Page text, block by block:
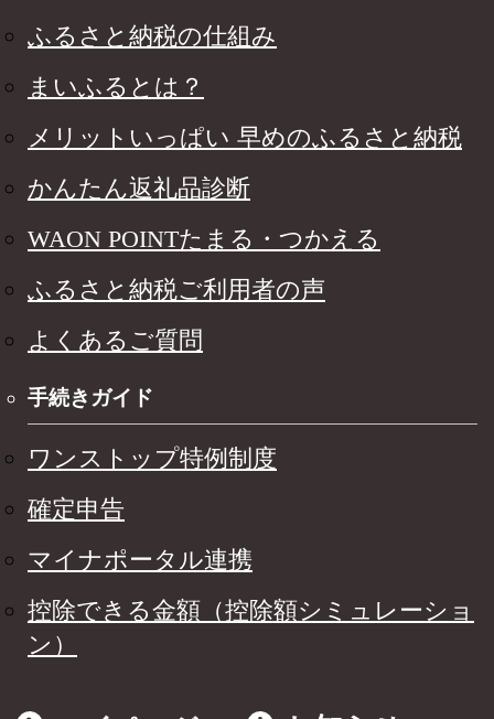
ふるさと納税の仕組み
まいふるとは？
メリットいっぱい 早めのふるさと納税
かんたん返礼品診断
WAON POINTたまる・つかえる
ふるさと納税ご利用者の声
よくあるご質問
手続きガイド
ワンストップ特例制度
確定申告
マイナポータル連携
控除できる金額（控除額シミュレーショ
ン）